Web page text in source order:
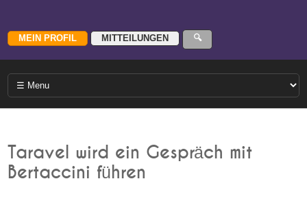
Taravel wird ein Gespräch mit
Bertaccini führen